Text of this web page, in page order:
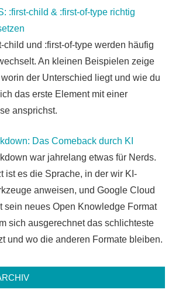
:first-child & :first-of-type richtig
child und :first-of-type werden häufig
An kleinen Beispielen zeige
worin der Unterschied liegt und wie du
das erste Element mit einer
ansprichst.
Das Comeback durch KI
war jahrelang etwas für Nerds.
ist es die Sprache, in der wir KI-
anweisen, und Google Cloud
sein neues Open Knowledge Format
sich ausgerechnet das schlichteste
und wo die anderen Formate bleiben.